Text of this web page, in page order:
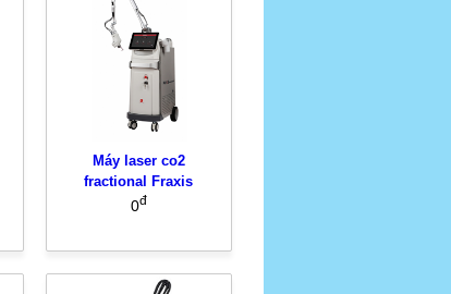
Máy laser co2
fractional Fraxis
0đ